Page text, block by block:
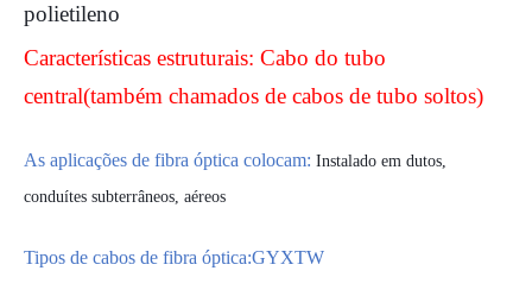
polietileno
Características estruturais: Cabo do tubo
central(também chamados de cabos de tubo soltos)
As aplicações de fibra óptica colocam: Instalado em dutos,
conduítes subterrâneos, aéreos
Tipos de cabos de fibra óptica:GYXTW